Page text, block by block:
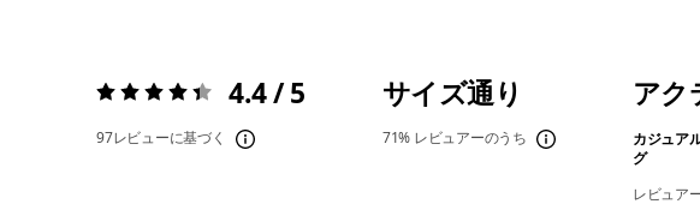
評価:4.4 / 5 4.4 / 5
97レビューに基づく
サイズ通り
71% レビュアーのうち
アク
カジュア
グ
レビュア